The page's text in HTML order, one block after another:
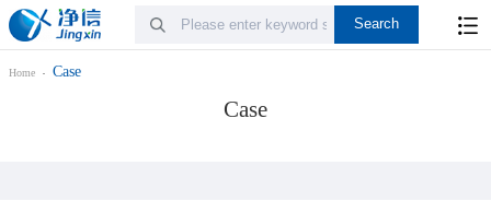
Home Case
Case